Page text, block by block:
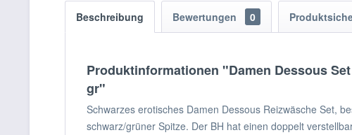
Beschreibung Bewertungen 0
Produktinformationen "Damen Dessous
gr"
Schwarzes erotisches Damen Dessous Reizwäsche Set,
schwarz/grüner Spitze. Der BH hat einen doppelt